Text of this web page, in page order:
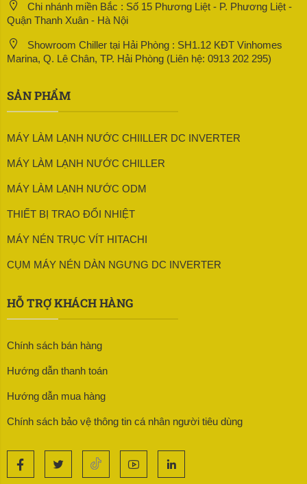
Chi nhánh miền Bắc : Số 15 Phương Liệt - P. Phương Liệt -
Quận Thanh Xuân - Hà Nội
Showroom Chiller tại Hải Phòng : SH1.12 KĐT Vinhomes
Marina, Q. Lê Chân, TP. Hải Phòng (Liên hệ: 0913 202 295)
SẢN PHẨM
MÁY LÀM LẠNH NƯỚC CHIILLER DC INVERTER
MÁY LÀM LẠNH NƯỚC CHILLER
MÁY LÀM LẠNH NƯỚC ODM
THIẾT BỊ TRAO ĐỔI NHIỆT
MÁY NÉN TRỤC VÍT HITACHI
CỤM MÁY NÉN DÀN NGƯNG DC INVERTER
HỖ TRỢ KHÁCH HÀNG
Chính sách bán hàng
Hướng dẫn thanh toán
Hướng dẫn mua hàng
Chính sách bảo vệ thông tin cá nhân người tiêu dùng